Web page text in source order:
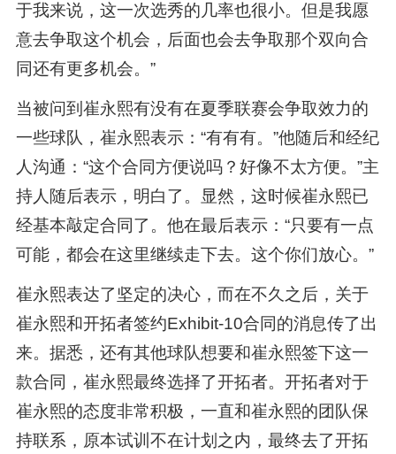
于我来说，这一次选秀的几率也很小。但是我愿
意去争取这个机会，后面也会去争取那个双向合
同还有更多机会。”
当被问到崔永熙有没有在夏季联赛会争取效力的
一些球队，崔永熙表示：“有有有。”他随后和经纪
人沟通：“这个合同方便说吗？好像不太方便。”主
持人随后表示，明白了。显然，这时候崔永熙已
经基本敲定合同了。他在最后表示：“只要有一点
可能，都会在这里继续走下去。这个你们放心。”
崔永熙表达了坚定的决心，而在不久之后，关于
崔永熙和开拓者签约Exhibit-10合同的消息传了出
来。据悉，还有其他球队想要和崔永熙签下这一
款合同，崔永熙最终选择了开拓者。开拓者对于
崔永熙的态度非常积极，一直和崔永熙的团队保
持联系，原本试训不在计划之内，最终去了开拓